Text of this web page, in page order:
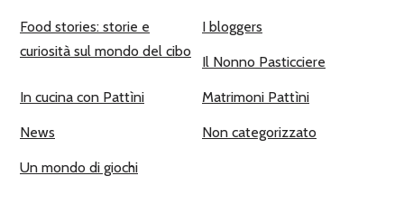
Food stories: storie e
curiosità sul mondo del cibo
I bloggers
Il Nonno Pasticciere
In cucina con Pattìni Matrimoni Pattìni
News Non categorizzato
Un mondo di giochi